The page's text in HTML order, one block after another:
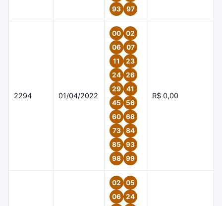
93
97
2294 01/04/2022
00
02
06
07
11
23
24
26
29
41
45
56
60
68
73
84
85
93
98
99
R$ 0,00
02
05
06
24